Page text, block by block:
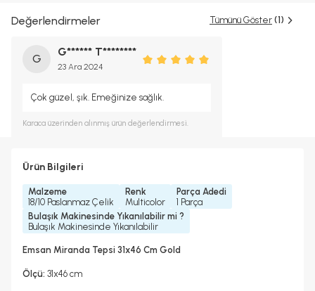
Değerlendirmeler Tümünü Göster (1)
G
G****** T********
23 Ara 2024
Çok güzel, şık. Emeğinize sağlık.
Karaca üzerinden alınmış ürün değerlendirmesi.
Ürün Bilgileri
Malzeme
18/10 Paslanmaz Çelik
Renk
Multicolor
Parça Adedi
1 Parça
Bulaşık Makinesinde Yıkanılabilir mi ?
Bulaşık Makinesinde Yıkanılabilir
Emsan Miranda Tepsi 31x46 Cm Gold
Ölçü: 31x46 cm